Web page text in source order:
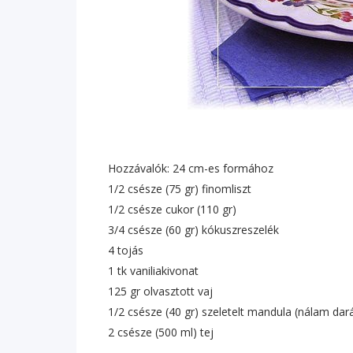
Hozzávalók: 24 cm-es formához
1/2 csésze (75 gr) finomliszt
1/2 csésze cukor (110 gr)
3/4 csésze (60 gr) kókuszreszelék
4 tojás
1 tk vaniliakivonat
125 gr olvasztott vaj
1/2 csésze (40 gr) szeletelt mandula (nálam
2 csésze (500 ml) tej